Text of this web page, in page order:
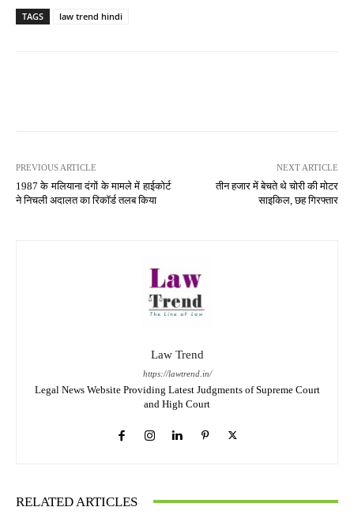
TAGS law trend hindi
PREVIOUS ARTICLE
1987 के मलियाना दंगों के मामले में हाईकोर्ट
ने निचली अदालत का रिकॉर्ड तलब किया
NEXT ARTICLE
तीन हजार में बेचते थे चोरी की मोटर
साइकिल, छह गिरफ्तार
Law Trend
https://lawtrend.in/
Legal News Website Providing Latest Judgments of Supreme Court
and High Court
RELATED ARTICLES